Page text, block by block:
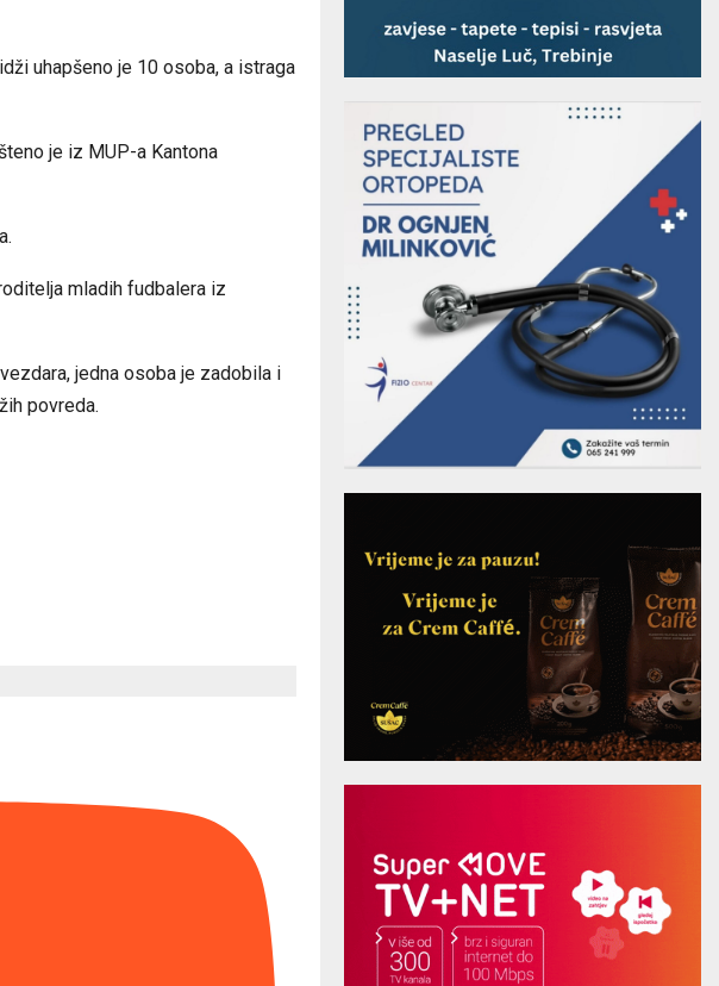
uhapšeno je 10 osoba, a istraga
je iz MUP-a Kantona
mladih fudbalera iz
jedna osoba je zadobila i
povreda.